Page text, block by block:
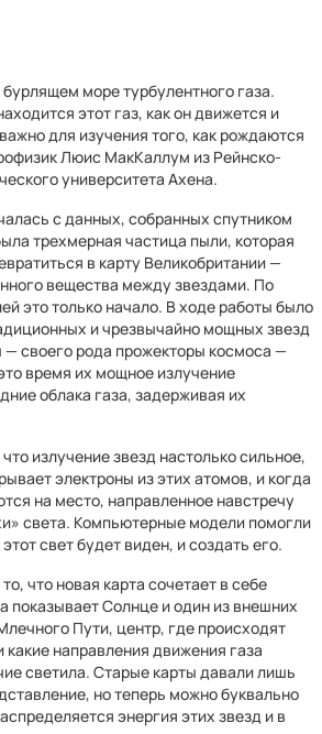
море турбулентного газа.
этот газ, как он движется и
для изучения того, как рождаются
Люис МакКаллум из Рейнско-
университета Ахена.
с данных, собранных спутником
трехмерная частица пыли, которая
в карту Великобритании —
вещества между звездами. По
это только начало. В ходе работы было
и чрезвычайно мощных звезд
— своего рода прожекторы космоса —
время их мощное излучение
облака газа, задерживая их
излучение звезд настолько сильное,
электроны из этих атомов, и когда
на место, направленное навстречу
света. Компьютерные модели помогли
свет будет виден, и создать его.
что новая карта сочетает в себе
показывает Солнце и один из внешних
Пути, центр, где происходят
какие направления движения газа
светила. Старые карты давали лишь
но теперь можно буквально
энергия этих звезд и в